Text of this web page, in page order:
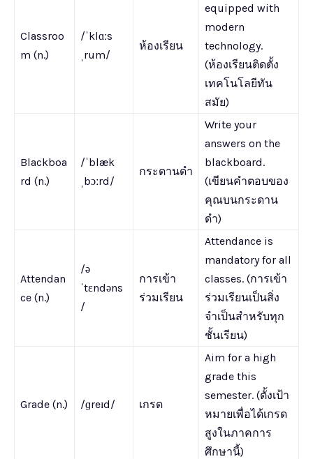
Classroo
m (n.)
/ˈklɑːs
ˌrum/
ห้องเรียน
equipped with
modern
technology.
(ห้องเรียนติดตั้ง
เทคโนโลยีทัน
สมัย)
Blackboa
rd (n.)
/ˈblæk
ˌbɔːrd/
กระดานดำ
Write your
answers on the
blackboard.
(เขียนคำตอบของ
คุณบนกระดาน
ดำ)
Attendan
ce (n.)
/ə
ˈtɛndəns
/
การเข้า
ร่วมเรียน
Attendance is
mandatory for all
classes. (การเข้า
ร่วมเรียนเป็นสิ่ง
จำเป็นสำหรับทุก
ชั้นเรียน)
Grade (n.) /ɡreɪd/ เกรด
Aim for a high
grade this
semester. (ตั้งเป้า
หมายเพื่อได้เกรด
สูงในภาคการ
ศึกษานี้)